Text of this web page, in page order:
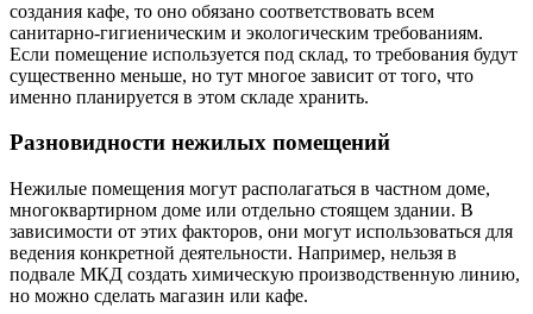
создания кафе, то оно обязано соответствовать всем
санитарно-гигиеническим и экологическим требованиям.
Если помещение используется под склад, то требования будут
существенно меньше, но тут многое зависит от того, что
именно планируется в этом складе хранить.
Разновидности нежилых помещений
Нежилые помещения могут располагаться в частном доме,
многоквартирном доме или отдельно стоящем здании. В
зависимости от этих факторов, они могут использоваться для
ведения конкретной деятельности. Например, нельзя в
подвале МКД создать химическую производственную линию,
но можно сделать магазин или кафе.